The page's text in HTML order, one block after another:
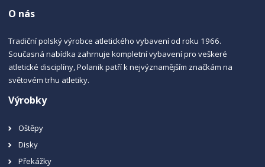
O nás
Tradiční polský výrobce atletického vybavení od roku 1966.
Současná nabídka zahrnuje kompletní vybavení pro veškeré
atletické disciplíny, Polanik patří k nejvýznamějším značkám na
světovém trhu atletiky.
Výrobky
Oštěpy
Disky
Překážky